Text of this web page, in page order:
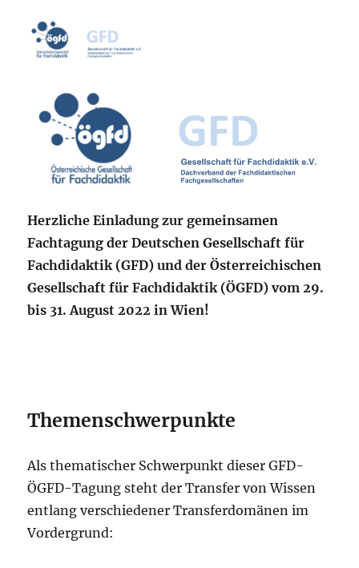
Herzliche Einladung zur gemeinsamen
Fachtagung der Deutschen Gesellschaft für
Fachdidaktik (GFD) und der Österreichischen
Gesellschaft für Fachdidaktik (ÖGFD) vom 29.
bis 31. August 2022 in Wien!
Themenschwerpunkte
Als thematischer Schwerpunkt dieser GFD-
ÖGFD-Tagung steht der Transfer von Wissen
entlang verschiedener Transferdomänen im
Vordergrund: